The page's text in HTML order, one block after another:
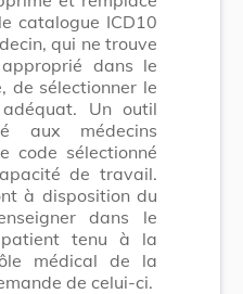
catalogue ICD10
qui ne trouve
dans le
de sélectionner le
Un outil
aux médecins
code sélectionné
de travail.
à disposition du
dans le
tenu à la
médical de la
de celui-ci.